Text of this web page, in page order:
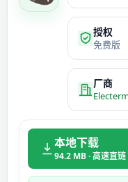
授权
免费版
厂商
本地下载
94.2 MB · 高速直链